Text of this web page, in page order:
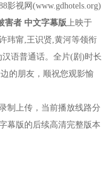
影视网(www.gdhotels.org)
害者 中文字幕版 上映于
玮甯,王识贤,黄河等领衔
语普通话。全片(剧)时长
的朋友，顺祝您观影愉
制上传，当前播放线路分
幕版的后续高清完整版本